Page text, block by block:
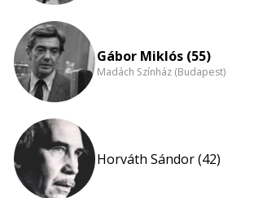
Gábor Miklós (55)
Madách Színház (Budapest)
Horváth Sándor (42)